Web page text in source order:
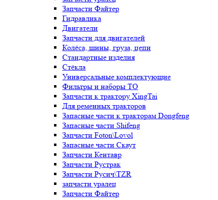
Запчасти Файтер
Гидравлика
Двигатели
Запчасти для двигателей
Колёса, шины, груза, цепи
Стандартные изделия
Стёкла
Универсальные комплектующие
Фильтры и наборы ТО
Запчасти к трактору XingTai
Для ременных тракторов
Запасные части к тракторам Dongfeng
Запасные части Shifeng
Запчасти Foton\Lovol
Запасные части Скаут
Запчасти Кентавр
Запчасти Рустрак
Запчасти Русич\TZR
запчасти уралец
Запчасти Файтер